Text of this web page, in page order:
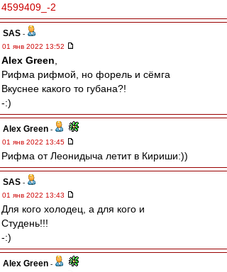
4599409_-2
SAS -
01 янв 2022 13:52
Alex Green
Рифма рифмой, но форель и сёмга
Вкуснее какого то губана?!
-:)
Alex Green -
01 янв 2022 13:45
Рифма от Леонидыча летит в Кириши:))
SAS -
01 янв 2022 13:43
Для кого холодец, а для кого и
Студень!!!
-:)
Alex Green -